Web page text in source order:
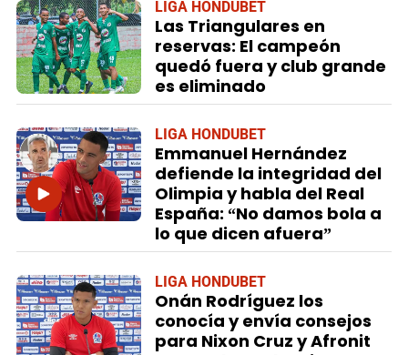
LIGA HONDUBET
Las Triangulares en
reservas: El campeón
quedó fuera y club grande
es eliminado
LIGA HONDUBET
Emmanuel Hernández
defiende la integridad del
Olimpia y habla del Real
España: “No damos bola a
lo que dicen afuera”
LIGA HONDUBET
Onán Rodríguez los
conocía y envía consejos
para Nixon Cruz y Afronit